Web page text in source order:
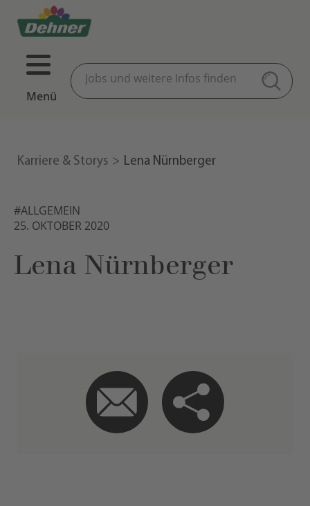
Menü
Karriere & Storys Lena Nürnberger
#ALLGEMEIN
25. OKTOBER 2020
Lena Nürnberger